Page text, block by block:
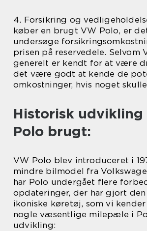
4. Forsikring og
køber en brugt VW Polo, er
undersøge
prisen på reservedele. Selvom
generelt er kendt for at være
det være godt at kende de
omkostninger, hvis noget
Historisk udvikling
Polo brugt:
VW Polo blev introduceret i
mindre bilmodel fra
har Polo undergået flere
opdateringer, der har gjort
ikoniske køretøj, som vi
nogle væsentlige milepæle i
udvikling: